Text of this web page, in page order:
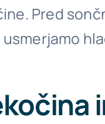
Pred